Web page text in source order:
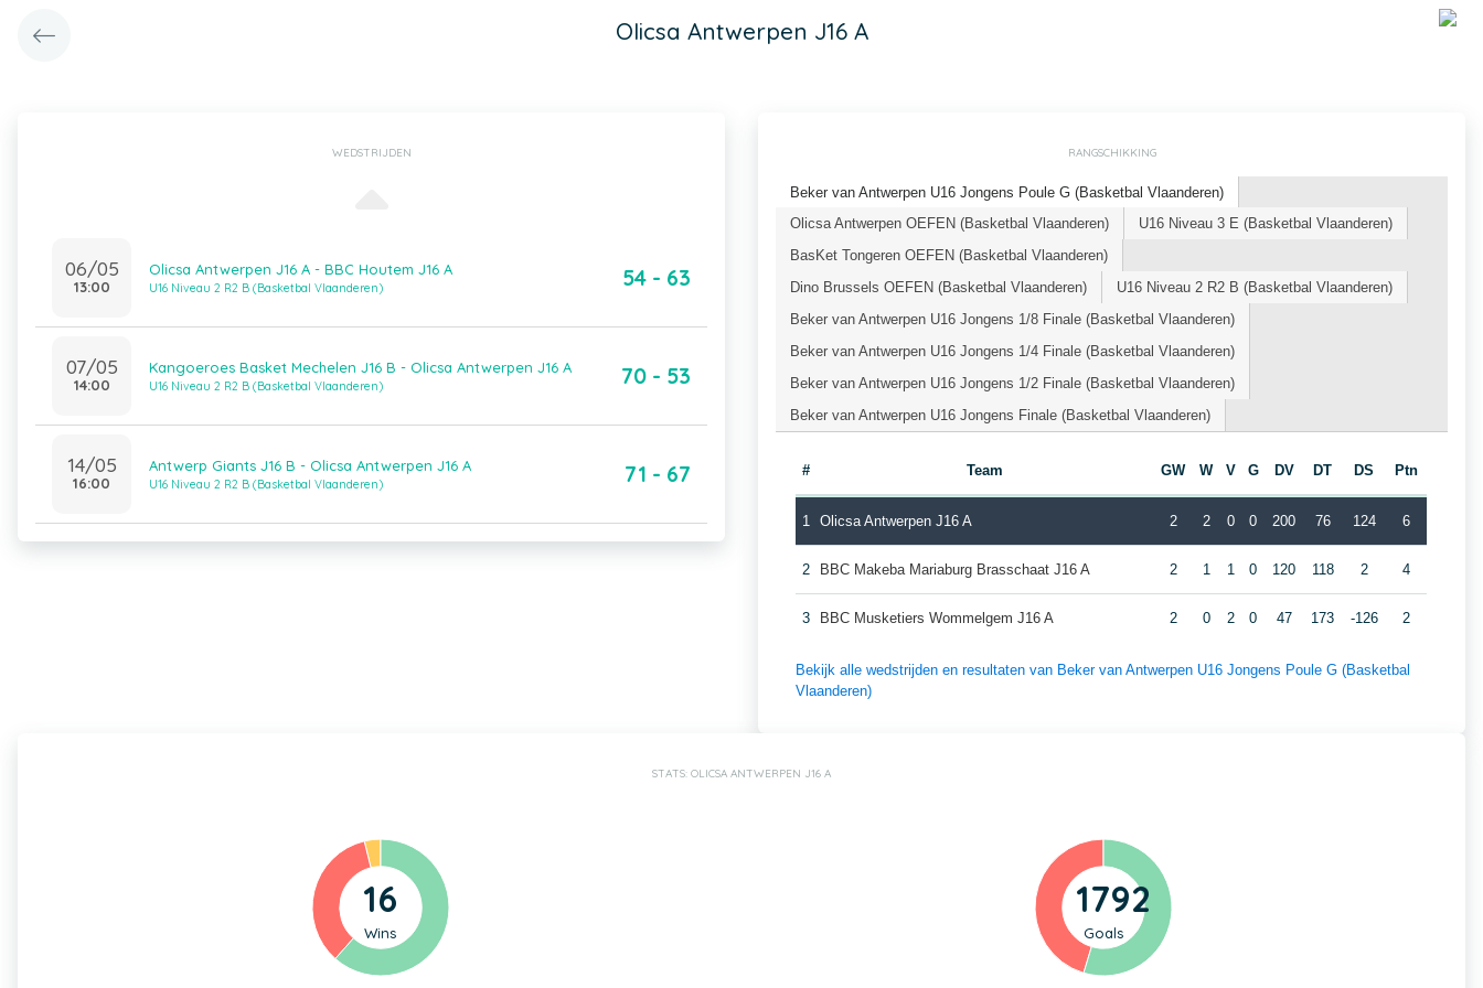
Olicsa Antwerpen J16 A
WEDSTRIJDEN
06/05
13:00
Olicsa Antwerpen J16 A - BBC Houtem J16 A
U16 Niveau 2 R2 B (Basketbal Vlaanderen) 54 - 63
07/05
14:00
Kangoeroes Basket Mechelen J16 B - Olicsa Antwerpen J16 A
U16 Niveau 2 R2 B (Basketbal Vlaanderen) 70 - 53
14/05
16:00
Antwerp Giants J16 B - Olicsa Antwerpen J16 A
U16 Niveau 2 R2 B (Basketbal Vlaanderen) 71 - 67
RANGSCHIKKING
Beker van Antwerpen U16 Jongens Poule G (Basketbal Vlaanderen)
Olicsa Antwerpen OEFEN (Basketbal Vlaanderen)
U16 Niveau 3 E (Basketbal Vlaanderen)
BasKet Tongeren OEFEN (Basketbal Vlaanderen)
Dino Brussels OEFEN (Basketbal Vlaanderen)
U16 Niveau 2 R2 B (Basketbal Vlaanderen)
Beker van Antwerpen U16 Jongens 1/8 Finale (Basketbal Vlaanderen)
Beker van Antwerpen U16 Jongens 1/4 Finale (Basketbal Vlaanderen)
Beker van Antwerpen U16 Jongens 1/2 Finale (Basketbal Vlaanderen)
Beker van Antwerpen U16 Jongens Finale (Basketbal Vlaanderen)
# Team GW W V G DV DT DS Ptn
1 Olicsa Antwerpen J16 A 2 2 0 0 200 76 124 6
2 BBC Makeba Mariaburg Brasschaat J16 A 2 1 1 0 120 118 2 4
3 BBC Musketiers Wommelgem J16 A 2 0 2 0 47 173 -126 2
Bekijk alle wedstrijden en resultaten van Beker van Antwerpen U16 Jongens Poule G (Basketbal
Vlaanderen)
STATS: OLICSA ANTWERPEN J16 A
16
Wins
1792
Goals